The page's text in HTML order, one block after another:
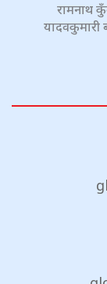
रामनाथ
यादवकुमारी